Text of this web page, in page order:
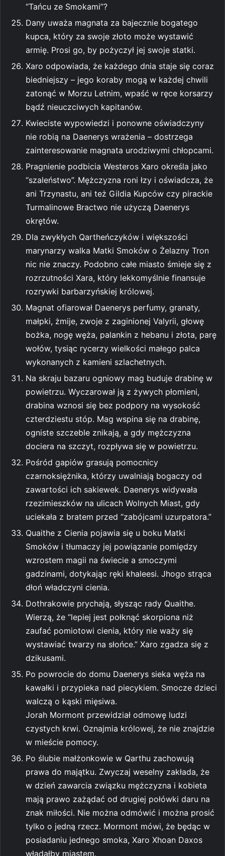
“Tańcu ze Smokami”?
Dany uważa magnata za bajecznie bogatego
kupca, który za swoje złoto może wystawić
armię. Prosi go, by pożyczył jej swoje statki.
Xaro odpowiada, że każdego dnia staje się coraz
biedniejszy – jego koraby mogą w każdej chwili
zatonąć w Morzu Letnim, wpaść w ręce korsarzy
bądź nieuczciwych kapitanów.
Kwieciste wypowiedzi i ponowne oświadczyny
nie robią na Daenerys wrażenia – dostrzega
zainteresowanie magnata urodziwymi chłopcami.
Pragnienie podbicia Westeros Xaro określa jako
“szaleństwo”. Mężczyzna roni łzy i oświadcza, że
ani Trzynastu, ani też Gildia Kupców czy pirackie
Turmalinowe Bractwo nie użyczą Daenerys
okrętów.
Dla zwykłych Qartheńczyków i większości
marynarzy walka Matki Smoków o Żelazny Tron
nic nie znaczy. Podobno całe miasto śmieje się z
rozrzutności Xara, który lekkomyślnie finansuje
rozrywki barbarzyńskiej królowej.
Magnat ofiarował Daenerys perfumy, granaty,
małpki, żmije, zwoje z zaginionej Valyrii, głowę
bożka, nogę węża, palankin z hebanu i złota, parę
wołów, tysiąc rycerzy wielkości małego palca
wykonanych z kamieni szlachetnych.
Na skraju bazaru ogniowy mag buduje drabinę w
powietrzu. Wyczarował ją z żywych płomieni,
drabina wznosi się bez podpory na wysokość
czterdziestu stóp. Mag wspina się na drabinę,
ogniste szczeble znikają, a gdy mężczyzna
dociera na szczyt, rozpływa się w powietrzu.
Pośród gapiów grasują pomocnicy
czarnoksiężnika, którzy uwalniają bogaczy od
zawartości ich sakiewek. Daenerys widywała
rzezimieszków na ulicach Wolnych Miast, gdy
uciekała z bratem przed “zabójcami uzurpatora.”
Quaithe z Cienia pojawia się u boku Matki
Smoków i tłumaczy jej powiązanie pomiędzy
wzrostem magii na świecie a smoczymi
gadzinami, dotykając ręki khaleesi. Jhogo strąca
dłoń władczyni cienia.
Dothrakowie prychają, słysząc rady Quaithe.
Wierzą, że “lepiej jest połknąć skorpiona niż
zaufać pomiotowi cienia, który nie waży się
wystawiać twarzy na słońce.” Xaro zgadza się z
dzikusami.
Po powrocie do domu Daenerys sieka węża na
kawałki i przypieka nad piecykiem. Smocze dzieci
walczą o kąski mięsiwa.
Jorah Mormont przewidział odmowę ludzi
czystych krwi. Oznajmia królowej, że nie znajdzie
w mieście pomocy.
Po ślubie małżonkowie w Qarthu zachowują
prawa do majątku. Zwyczaj weselny zakłada, że
w dzień zawarcia związku mężczyzna i kobieta
mają prawo zażądać od drugiej połówki daru na
znak miłości. Nie można odmówić i można prosić
tylko o jedną rzecz. Mormont mówi, że będąc w
posiadaniu jednego smoka, Xaro Xhoan Daxos
władałby miastem.